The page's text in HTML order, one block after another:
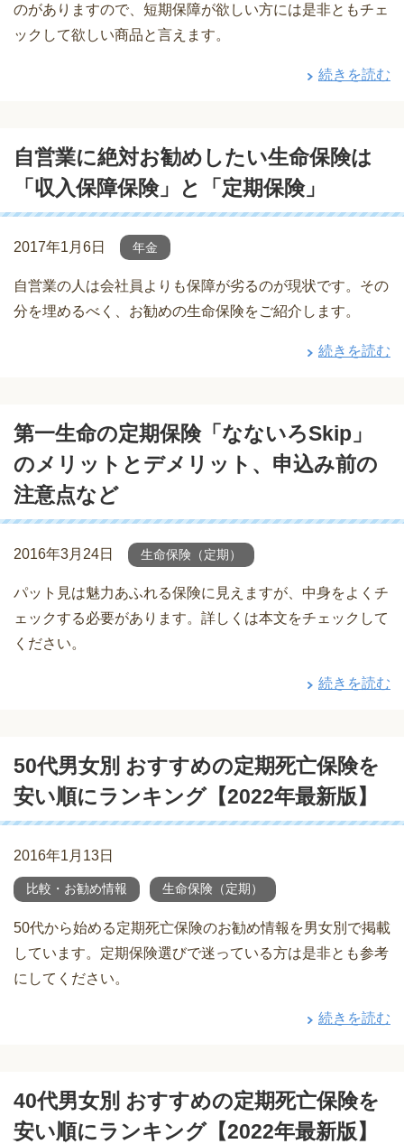
のがありますので、短期保障が欲しい方には是非ともチェ
ックして欲しい商品と言えます。
続きを読む
自営業に絶対お勧めしたい生命保険は
「収入保障保険」と「定期保険」
2017年1月6日 年金
自営業の人は会社員よりも保障が劣るのが現状です。その
分を埋めるべく、お勧めの生命保険をご紹介します。
続きを読む
第一生命の定期保険「なないろSkip」
のメリットとデメリット、申込み前の
注意点など
2016年3月24日 生命保険（定期）
パット見は魅力あふれる保険に見えますが、中身をよくチ
ェックする必要があります。詳しくは本文をチェックして
ください。
続きを読む
50代男女別 おすすめの定期死亡保険を
安い順にランキング【2022年最新版】
2016年1月13日
比較・お勧め情報 生命保険（定期）
50代から始める定期死亡保険のお勧め情報を男女別で掲載
しています。定期保険選びで迷っている方は是非とも参考
にしてください。
続きを読む
40代男女別 おすすめの定期死亡保険を
安い順にランキング【2022年最新版】